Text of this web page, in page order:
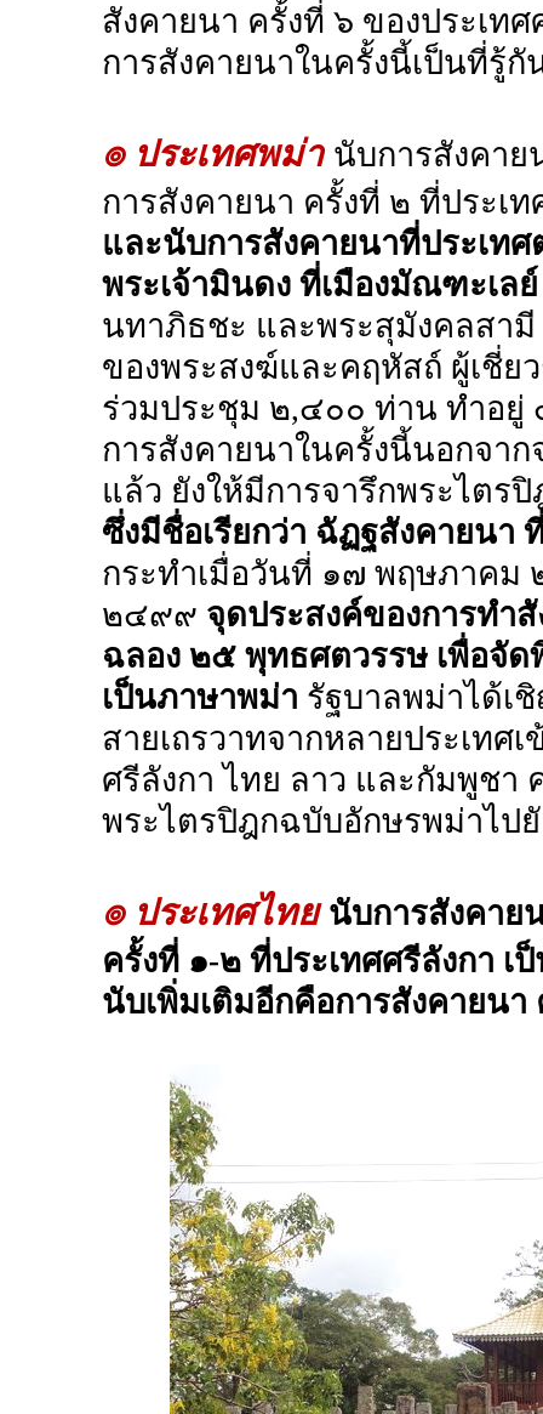
สังคายนา ครั้งที่ ๖ ของประเท
การสังคายนาในครั้งนี้เป็นที่รู้กั
๏ ประเทศพม่า นับการสังคาย
การสังคายนา ครั้งที่ ๒ ที่ประเ
และนับการสังคายนาที่ประเท
พระเจ้ามินดง ที่เมืองมัณฑะเลย์
นทาภิธชะ และพระสุมังคลสา
ของพระสงฆ์และคฤหัสถ์ ผู้เชี่
ร่วมประชุม ๒,๔๐๐ ท่าน ทำอยู่
การสังคายนาในครั้งนี้นอกจา
แล้ว ยังให้มีการจารึกพระไต
ซึ่งมีชื่อเรียกว่า ฉัฏฐสังคายนา
กระทำเมื่อวันที่ ๑๗ พฤษภาค
๒๔๙๙ จุดประสงค์ของการทำ
ฉลอง ๒๕ พุทธศตวรรษ เพื่อจั
เป็นภาษาพม่า รัฐบาลพม่าได้เ
สายเถรวาทจากหลายประเทศ
ศรีลังกา ไทย ลาว และกัมพูชา
พระไตรปิฎกฉบับอักษรพม่าไปยั
๏ ประเทศไทย นับการสังคาย
ครั้งที่ ๑-๒ ที่ประเทศศรีลังกา
นับเพิ่มเติมอีกคือการสังคายนา